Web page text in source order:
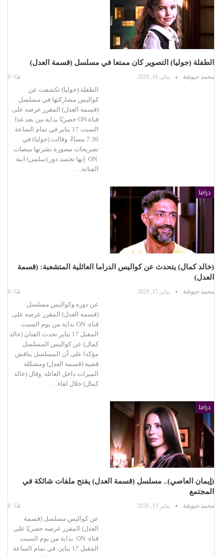
الطفلة (جوليا) التصوير كان ممتعا في مسلسل (قسمة العدل)
محمد حبوشة يناير 16, 2026
الطفلة (جوليا) تكشفت عن
كواليس مشاركتها في مسلسل
(قسمة العدل) المقرر عرضه على
قناة ON حصريًا بداية من بعد غدا
السبت 17 يناير في تمام الساعة
7:30 مساءً. وقالت (جوليا) في
تصريحات مصورة نشرتها منصات
ON إنها تجسد دور (سلمى) ابنة
الفنانة…
دراما
(خالد كمال) يتحدث عن كواليس الدراما العائلية المتشعبة: (قسمة
العدل)
محمد حبوشة يناير 15, 2026
عن دوره وكواليس مسلسل
(قسمة العدل) المقرر عرضه على
قناة ON بداية من يوم السبت
المقبل 17 يناير تحدث الفنان (خالد
كمال) عن كواليس المسلسل
مؤكدا على أن المسلسل يناقش
قضية (قسمة العدل) ومشكلة
الميراث داخل العائلة. وقال (خالد
كمال) خلال لقاء…
دراما
(إيمان العاصي).. مسلسل (قسمة العدل) يفتح ملفات شائكة في
المجتمع
محمد حبوشة يناير 13, 2026
عن كواليس مسلسل (قسمة
العدل) المقرر عرضه حصريًا على
قناة ON بداية من يوم السبت
المقبل 17 يناير، في تمام الساعة